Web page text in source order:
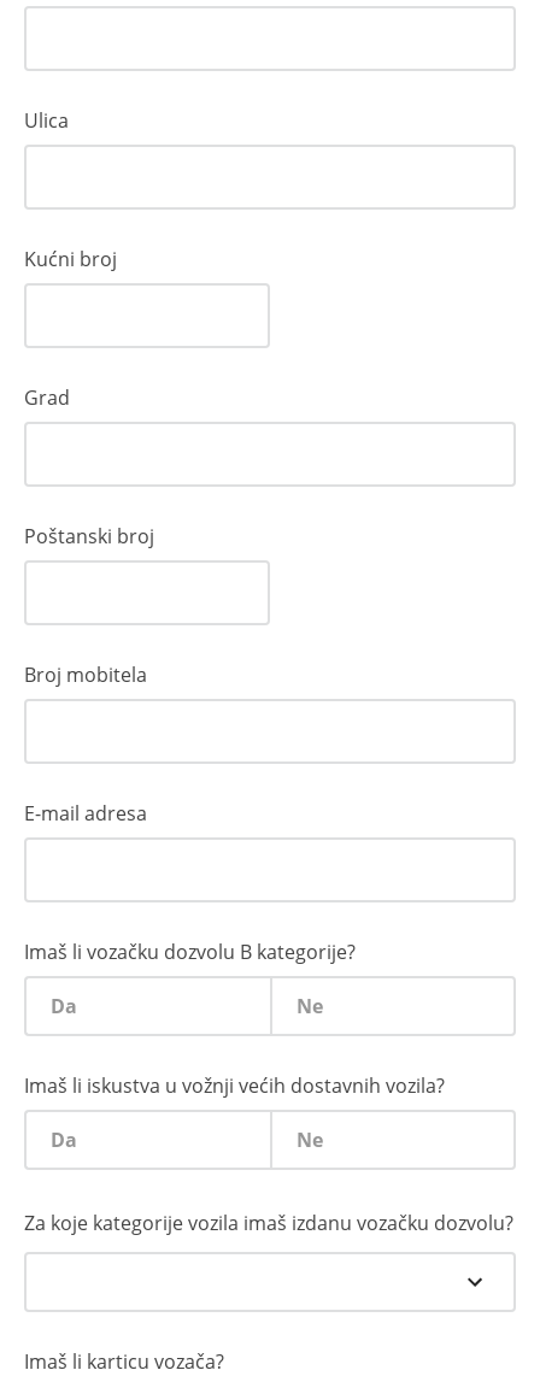
Ulica
Kućni broj
Grad
Poštanski broj
Broj mobitela
E-mail adresa
Imaš li vozačku dozvolu B kategorije?
Da Ne
Imaš li iskustva u vožnji većih dostavnih vozila?
Da Ne
Za koje kategorije vozila imaš izdanu vozačku dozvolu?
Imaš li karticu vozača?